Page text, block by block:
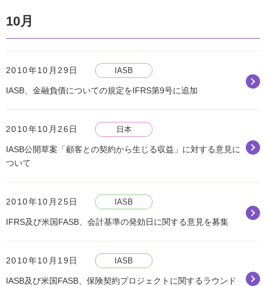
10月
2010年10月29日 IASB
IASB、金融負債についての規定をIFRS第9号に追加
2010年10月26日 日本
IASB公開草案「顧客との契約から生じる収益」に対する意見に
ついて
2010年10月25日 IASB
IFRS及び米国FASB、会計基準の発効日に関する意見を募集
2010年10月19日 IASB
IASB及び米国FASB、保険契約プロジェクトに関するラウンド